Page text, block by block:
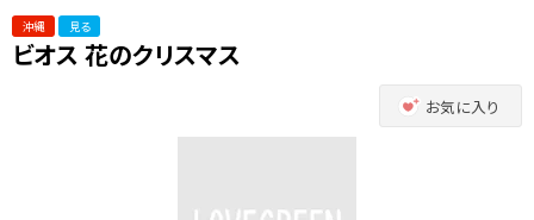
沖縄 見る
ビオス 花のクリスマス
お気に入り